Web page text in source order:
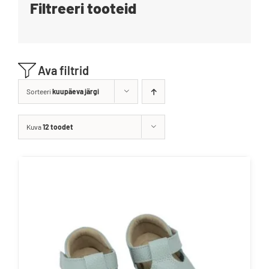
BrändidAva filtrid
Sorteeri kuupäeva järgi
Kuva12 toodet
Filtreeri tooteid